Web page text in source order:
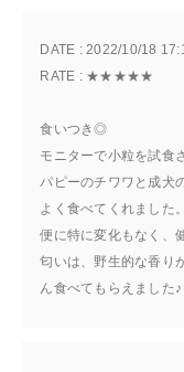
食いつき◎
DATE : 2022/10/18
RATE : ★★★★★
モニターで小粒を試食
パピーのチワワと成犬
よく食べてくれました。
便に特に変化もなく、
匂いは、野生的な香り
ん食べてもらえました♪